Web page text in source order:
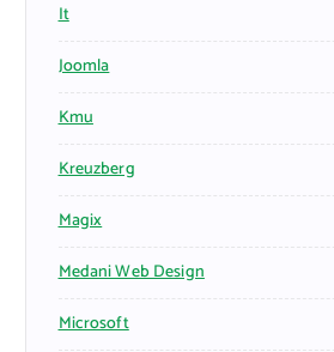
It
Joomla
Kmu
Kreuzberg
Magix
Medani Web Design
Microsoft